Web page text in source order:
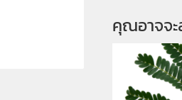
คุณอาจจะ